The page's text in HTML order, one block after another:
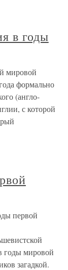
в годы
мировой
формально
(англо-
с которой
первой
годы мировой
загадкой.